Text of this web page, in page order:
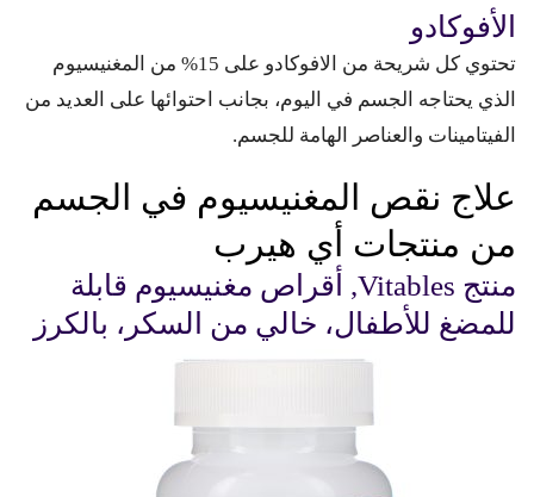
الأفوكادو
تحتوي كل شريحة من الافوكادو على 15% من المغنيسيوم
الذي يحتاجه الجسم في اليوم، بجانب احتوائها على العديد من
الفيتامينات والعناصر الهامة للجسم.
علاج نقص المغنيسيوم في الجسم
من منتجات أي هيرب
منتج Vitables, أقراص مغنيسيوم قابلة
للمضغ للأطفال، خالي من السكر، بالكرز